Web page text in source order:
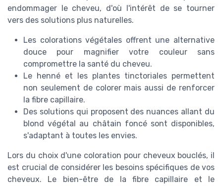
endommager le cheveu, d'où l'intérêt de se tourner
vers des solutions plus naturelles.
Les colorations végétales offrent une alternative
douce pour magnifier votre couleur sans
compromettre la santé du cheveu.
Le henné et les plantes tinctoriales permettent
non seulement de colorer mais aussi de renforcer
la fibre capillaire.
Des solutions qui proposent des nuances allant du
blond végétal au châtain foncé sont disponibles,
s'adaptant à toutes les envies.
Lors du choix d'une coloration pour cheveux bouclés, il
est crucial de considérer les besoins spécifiques de vos
cheveux. Le bien-être de la fibre capillaire et le